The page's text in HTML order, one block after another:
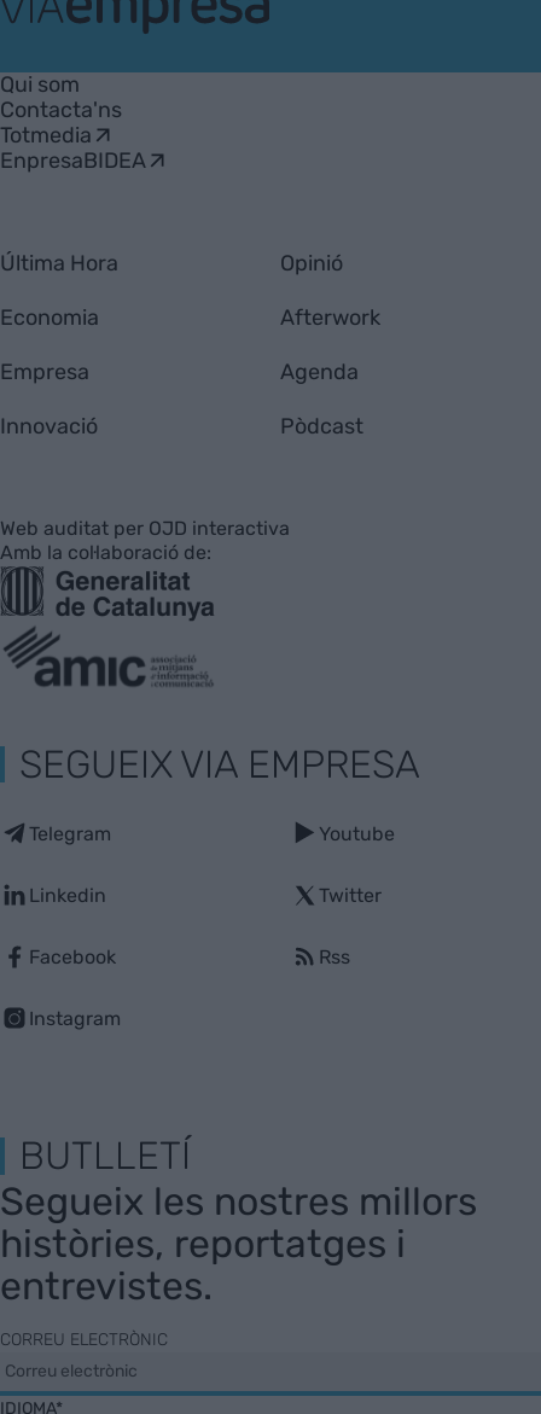
Empresa
Qui som
Contacta'ns
Totmedia
EnpresaBIDEA
Última Hora
Economia
Empresa
Innovació
Opinió
Afterwork
Agenda
Pòdcast
Web auditat per OJD interactiva
Amb la col·laboració de:
SEGUEIX VIA EMPRESA
Telegram
Linkedin
Facebook
Instagram
Youtube
Twitter
Rss
BUTLLETÍ
Segueix les nostres millors
històries, reportatges i
entrevistes.
CORREU ELECTRÒNIC
IDIOMA*